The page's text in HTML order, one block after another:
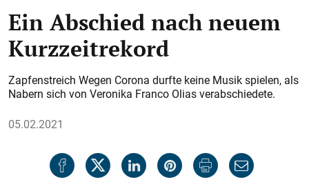
Ein Abschied nach neuem
Kurzzeitrekord
Zapfenstreich Wegen Corona durfte keine Musik spielen, als
Nabern sich von Veronika Franco Olias verabschiedete.
05.02.2021